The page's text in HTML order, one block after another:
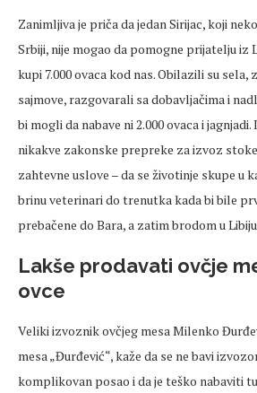
Zanimljiva je priča da jedan Sirijac, koji
Srbiji, nije mogao da pomogne prijatelju iz
kupi 7.000 ovaca kod nas. Obilazili su sela,
sajmove, razgovarali sa dobavljačima i
bi mogli da nabave ni 2.000 ovaca i
nikakve zakonske prepreke za izvoz
zahtevne uslove – da se životinje skupe u
brinu veterinari do trenutka kada bi bile
prebačene do Bara, a zatim brodom u
Lakše prodavati ovčje
ovce
Veliki izvoznik ovčjeg mesa Milenko
mesa „Đurđević“, kaže da se ne bavi
komplikovan posao i da je teško nabaviti